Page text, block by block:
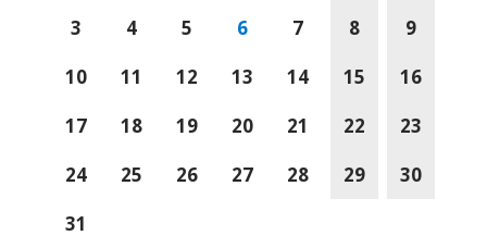
3
4 5 6 7 8
9
10
11 12 13 14 15
16
17
18 19 20 21 22
23
24
25 26 27 28 29
30
31